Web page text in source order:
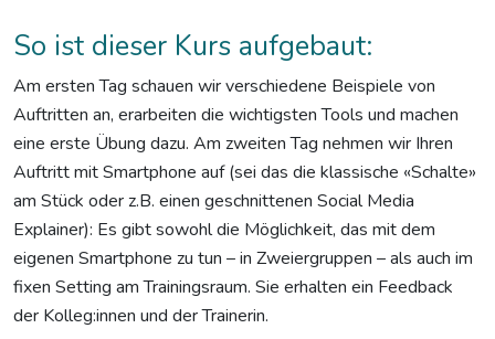
So ist dieser Kurs aufgebaut:
Am ersten Tag schauen wir verschiedene Beispiele von
Auftritten an, erarbeiten die wichtigsten Tools und machen
eine erste Übung dazu. Am zweiten Tag nehmen wir Ihren
Auftritt mit Smartphone auf (sei das die klassische «Schalte»
am Stück oder z.B. einen geschnittenen Social Media
Explainer): Es gibt sowohl die Möglichkeit, das mit dem
eigenen Smartphone zu tun – in Zweiergruppen – als auch im
fixen Setting am Trainingsraum. Sie erhalten ein Feedback
der Kolleg:innen und der Trainerin.